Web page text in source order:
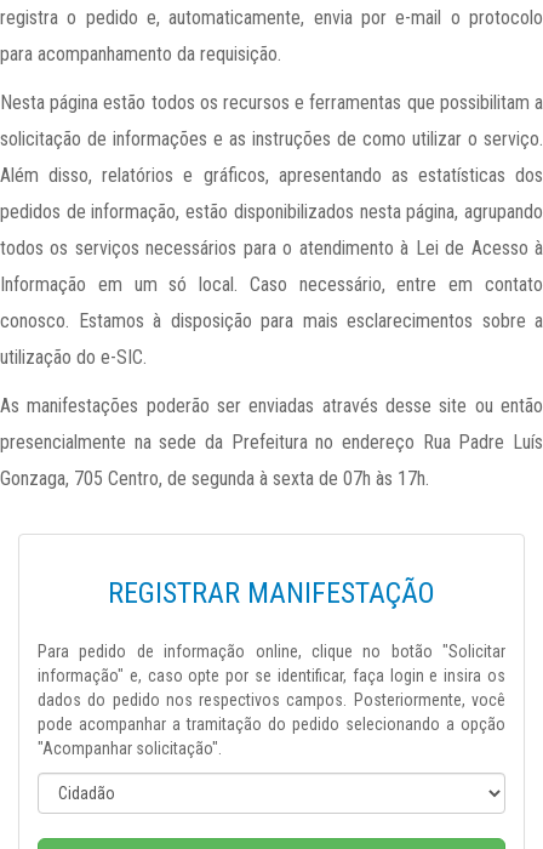
registra o pedido e, automaticamente, envia por e-mail o protocolo
para acompanhamento da requisição.
Nesta página estão todos os recursos e ferramentas que possibilitam a
solicitação de informações e as instruções de como utilizar o serviço.
Além disso, relatórios e gráficos, apresentando as estatísticas dos
pedidos de informação, estão disponibilizados nesta página, agrupando
todos os serviços necessários para o atendimento à Lei de Acesso à
Informação em um só local. Caso necessário, entre em contato
conosco. Estamos à disposição para mais esclarecimentos sobre a
utilização do e-SIC.
As manifestações poderão ser enviadas através desse site ou então
presencialmente na sede da Prefeitura no endereço Rua Padre Luís
Gonzaga, 705 Centro, de segunda à sexta de 07h às 17h.
REGISTRAR MANIFESTAÇÃO
Para pedido de informação online, clique no botão "Solicitar
informação" e, caso opte por se identificar, faça login e insira os
dados do pedido nos respectivos campos. Posteriormente, você
pode acompanhar a tramitação do pedido selecionando a opção
"Acompanhar solicitação".